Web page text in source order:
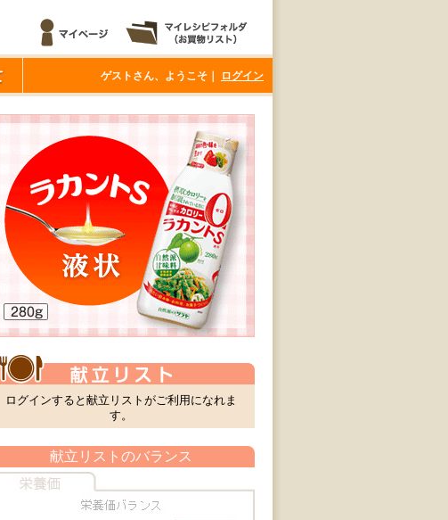
ゲストさん、ようこそ｜ ログイン
ログインすると献立リストがご利用になれま
す。
献立リストのバランス